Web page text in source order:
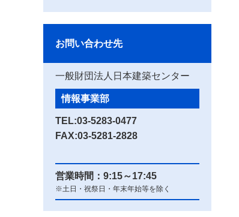
お問い合わせ先
一般財団法人日本建築センター
情報事業部
TEL:03-5283-0477
FAX:03-5281-2828
営業時間：9:15～17:45
※土日・祝祭日・年末年始等を除く